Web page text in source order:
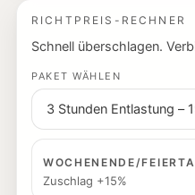
RICHTPREIS-RECHNER
Schnell überschlagen.
PAKET WÄHLEN
WOCHENENDE/
Zuschlag +15%